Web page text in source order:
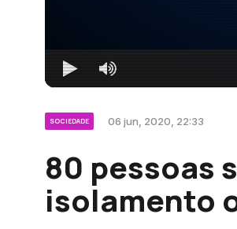
SOCIEDADE 06 jun, 2020, 22:33
80 pessoas
isolamento